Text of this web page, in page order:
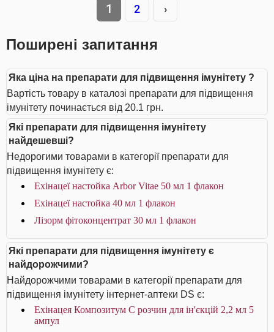
1 2 ›
Поширені запитання
Яка ціна на препарати для підвищення імунітету ?
Вартість товару в каталозі препарати для підвищення
імунітету починається від 20.1 грн.
Які препарати для підвищення імунітету
найдешевші?
Недорогими товарами в категорії препарати для
підвищення імунітету є:
Ехінацеї настойка Arbor Vitae 50 мл 1 флакон
Ехінацеї настойка 40 мл 1 флакон
Лізорм фітоконцентрат 30 мл 1 флакон
Які препарати для підвищення імунітету є
найдорожчими?
Найдорожчими товарами в категорії препарати для
підвищення імунітету інтернет-аптеки DS є:
Ехінацея Композитум С розчин для ін'єкцій 2,2 мл 5
ампул